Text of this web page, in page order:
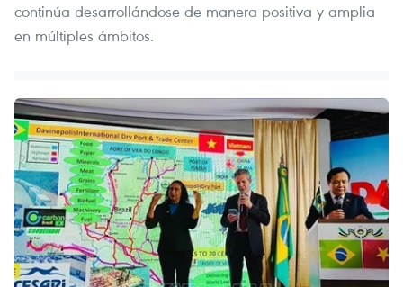
continúa desarrollándose de manera positiva y amplia
en múltiples ámbitos.